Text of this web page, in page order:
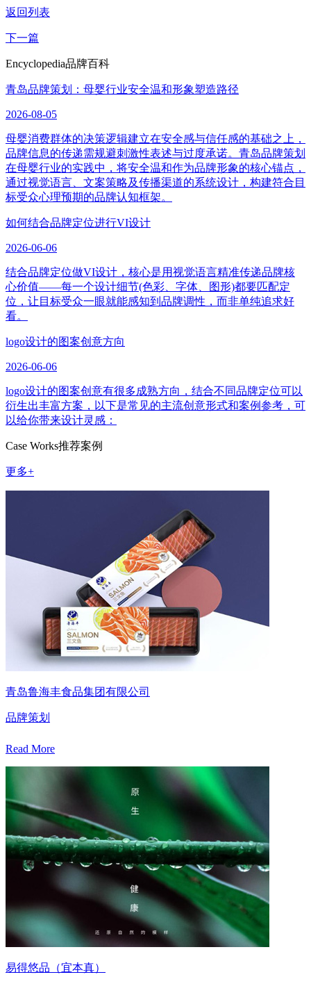
返回列表
下一篇
Encyclopedia品牌百科
青岛品牌策划：母婴行业安全温和形象塑造路径
2026-08-05
母婴消费群体的决策逻辑建立在安全感与信任感的基础之上，
品牌信息的传递需规避刺激性表述与过度承诺。青岛品牌策划
在母婴行业的实践中，将安全温和作为品牌形象的核心锚点，
通过视觉语言、文案策略及传播渠道的系统设计，构建符合目
标受众心理预期的品牌认知框架。
如何结合品牌定位进行VI设计
2026-06-06
结合品牌定位做VI设计，核心是用视觉语言精准传递品牌核
心价值——每一个设计细节(色彩、字体、图形)都要匹配定
位，让目标受众一眼就能感知到品牌调性，而非单纯追求好
看。
logo设计的图案创意方向
2026-06-06
logo设计的图案创意有很多成熟方向，结合不同品牌定位可以
衍生出丰富方案，以下是常见的主流创意形式和案例参考，可
以给你带来设计灵感：
Case Works推荐案例
更多+
青岛鲁海丰食品集团有限公司
品牌策划
Read More
易得悠品（宜本真）